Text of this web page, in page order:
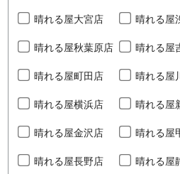
晴れる屋大宮店 晴れる屋
晴れる屋秋葉原店 晴れる屋
晴れる屋町田店 晴れる屋
晴れる屋横浜店 晴れる屋
晴れる屋金沢店 晴れる屋
晴れる屋長野店 晴れる屋